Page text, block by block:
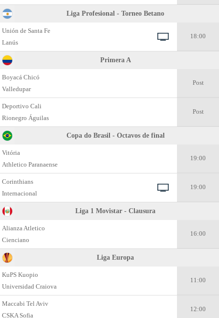
Liga Profesional - Torneo Betano
Unión de Santa Fe
Lanús
18:00
Primera A
Boyacá Chicó
Valledupar
Post
Deportivo Cali
Rionegro Águilas
Post
Copa do Brasil - Octavos de final
Vitória
Athletico Paranaense
19:00
Corinthians
Internacional
19:00
Liga 1 Movistar - Clausura
Alianza Atletico
Cienciano
16:00
Liga Europa
KuPS Kuopio
Universidad Craiova
11:00
Maccabi Tel Aviv
CSKA Sofia
12:00